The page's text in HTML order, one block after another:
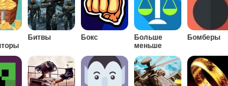
Битвы Бокс
Больше
меньше
Бомберы